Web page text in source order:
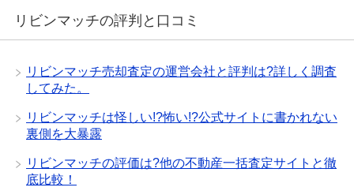
リビンマッチの評判と口コミ
リビンマッチ売却査定の運営会社と評判は?詳しく調査
してみた。
リビンマッチは怪しい!?怖い!?公式サイトに書かれない
裏側を大暴露
リビンマッチの評価は?他の不動産一括査定サイトと徹
底比較！